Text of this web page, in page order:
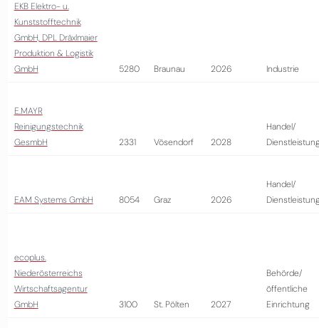
EKB Elektro- u.
Kunststofftechnik
GmbH, DPL Dräxlmaier
Produktion & Logistik
GmbH
5280 Braunau 2026 Industrie
E.MAYR
Reinigungstechnik
GesmbH
2331 Vösendorf 2028
Handel/
EAM Systems GmbH 8054 Graz 2026
Handel/
ecoplus.
Niederösterreichs
Wirtschaftsagentur
GmbH
3100 St. Pölten 2027
Behörde/
öffentliche
Einrichtung